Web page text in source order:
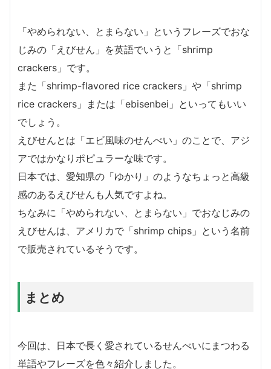
「やめられない、とまらない」というフレーズでおな
じみの「えびせん」を英語でいうと「shrimp
crackers」です。
また「shrimp-flavored rice crackers」や「shrimp
rice crackers」または「ebisenbei」といってもいい
でしょう。
えびせんとは「エビ風味のせんべい」のことで、アジ
アではかなりポピュラーな味です。
日本では、愛知県の「ゆかり」のようなちょっと高級
感のあるえびせんも人気ですよね。
ちなみに「やめられない、とまらない」でおなじみの
えびせんは、アメリカで「shrimp chips」という名前
で販売されているそうです。
まとめ
今回は、日本で長く愛されているせんべいにまつわる
単語やフレーズを色々紹介しました。